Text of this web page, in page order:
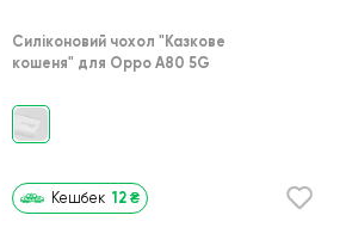
Силіконовий чохол "Казкове
кошеня" для Oppo A80 5G
Кешбек 12 ₴